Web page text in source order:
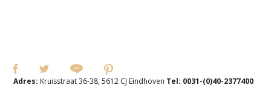
Adres: Kruisstraat 36-38, 5612 CJ Eindhoven Tel: 0031-(0)40-2377400